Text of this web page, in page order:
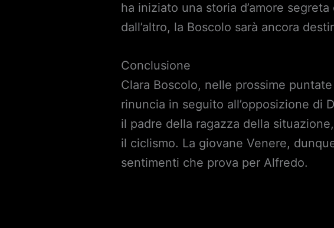
ha iniziato una storia d’amore
dall’altro, la Boscolo sarà ancora
Conclusione
Clara Boscolo, nelle prossime
rinuncia in seguito all’opposizione di
il padre della ragazza della
il ciclismo. La giovane Venere,
sentimenti che prova per Alfredo.